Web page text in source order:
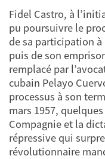
Fidel Castro, à
pu poursuivre le
de sa participation à
puis de son
remplacé par
cubain Pelayo
processus à son
mars 1957,
Compagnie et la
répressive qui
révolutionnaire